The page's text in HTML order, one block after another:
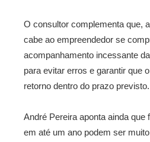
O consultor complementa que,
cabe ao empreendedor se
acompanhamento incessante
para evitar erros e garantir que
retorno dentro do prazo previsto.
André Pereira aponta ainda que
em até um ano podem ser